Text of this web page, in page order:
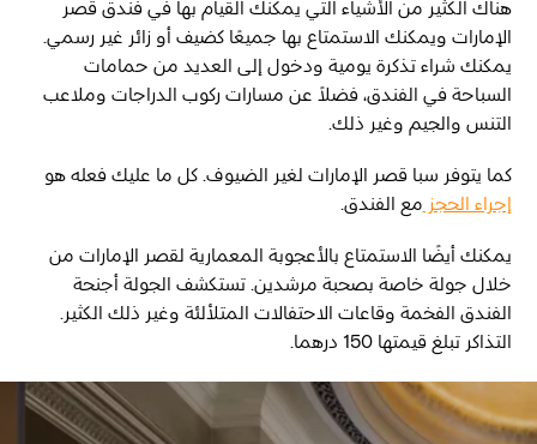
هناك الكثير من الأشياء التي يمكنك القيام بها في فندق قصر
الإمارات ويمكنك الاستمتاع بها جميعًا كضيف أو زائر غير رسمي.
يمكنك شراء تذكرة يومية ودخول إلى العديد من حمامات
السباحة في الفندق، فضلاً عن مسارات ركوب الدراجات وملاعب
التنس والجيم وغير ذلك.
كما يتوفر سبا قصر الإمارات لغير الضيوف. كل ما عليك فعله هو
إجراء الحجز مع الفندق.
يمكنك أيضًا الاستمتاع بالأعجوبة المعمارية لقصر الإمارات من
خلال جولة خاصة بصحبة مرشدين. تستكشف الجولة أجنحة
الفندق الفخمة وقاعات الاحتفالات المتلألئة وغير ذلك الكثير.
التذاكر تبلغ قيمتها 150 درهما.